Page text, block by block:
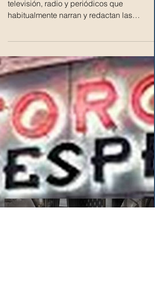
28 ago 2024
Reconocen a a comunicadores
Olímpicos Mexicanos
Asistieron los grandes cronistas de
televisión, radio y periódicos que
habitualmente narran y redactan las
competencias de Juegos...